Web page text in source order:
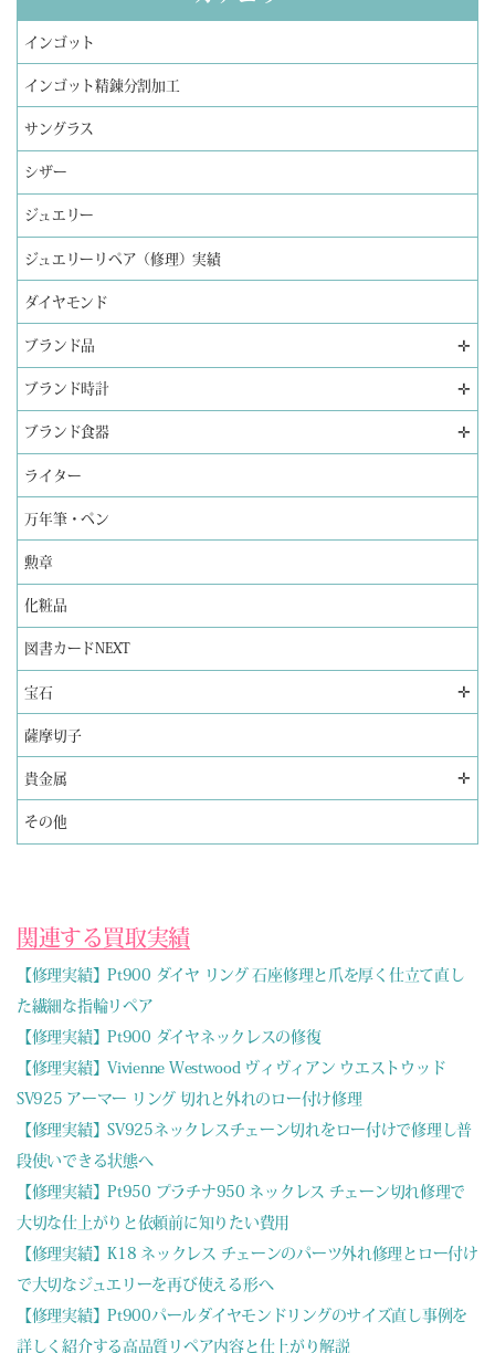
インゴット
インゴット精錬分割加工
サングラス
シザー
ジュエリー
ジュエリーリペア（修理）実績
ダイヤモンド
ブランド品 ✛
ブランド時計 ✛
ブランド食器 ✛
ライター
万年筆・ペン
勲章
化粧品
図書カードNEXT
宝石 ✛
薩摩切子
貴金属 ✛
その他
関連する買取実績
【修理実績】Pt900 ダイヤ リング 石座修理と爪を厚く仕立て直し
た繊細な指輪リペア
【修理実績】Pt900 ダイヤネックレスの修復
【修理実績】Vivienne Westwood ヴィヴィアン ウエストウッド
SV925 アーマー リング 切れと外れのロー付け修理
【修理実績】SV925ネックレスチェーン切れをロー付けで修理し普
段使いできる状態へ
【修理実績】Pt950 プラチナ950 ネックレス チェーン切れ修理で
大切な仕上がりと依頼前に知りたい費用
【修理実績】K18 ネックレス チェーンのパーツ外れ修理とロー付け
で大切なジュエリーを再び使える形へ
【修理実績】Pt900パールダイヤモンドリングのサイズ直し事例を
詳しく紹介する高品質リペア内容と仕上がり解説